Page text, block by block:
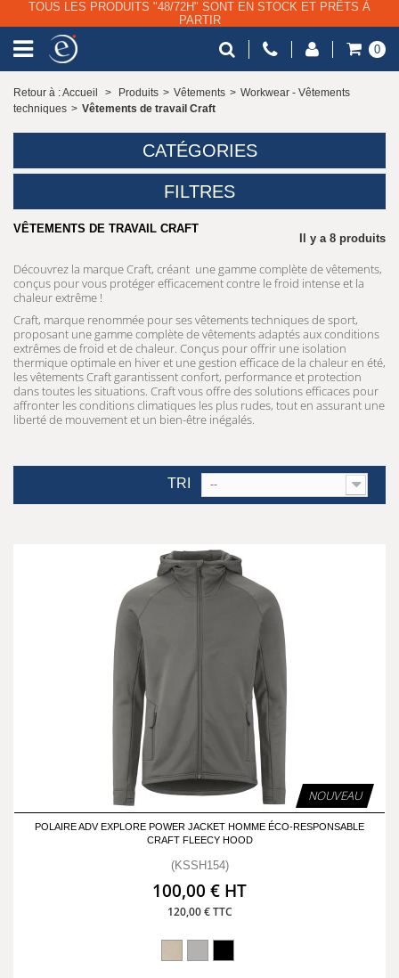
0
Retour à : Accueil > Produits > Vêtements > Workwear - Vêtements
techniques > Vêtements de travail Craft
CATÉGORIES
FILTRES
VÊTEMENTS DE TRAVAIL CRAFT
Il y a 8 produits
Découvrez la marque Craft, créant une gamme complète de vêtements,
conçus pour vous protéger efficacement contre le froid intense et la
chaleur extrême !
Craft, marque renommée pour ses vêtements techniques de sport,
proposant une gamme complète de vêtements adaptés aux conditions
extrêmes de froid et de chaleur. Conçus pour offrir une isolation
thermique optimale en hiver et une gestion efficace de la chaleur en été,
les vêtements Craft garantissent confort, performance et protection
dans toutes les situations. Craft vous offre des solutions efficaces pour
affronter les conditions climatiques les plus rudes, tout en assurant une
liberté de mouvement et un bien-être inégalés.
TRI --
NOUVEAU
POLAIRE ADV EXPLORE POWER JACKET HOMME ÉCO-RESPONSABLE
CRAFT FLEECY HOOD
(KSSH154)
100,00 € HT
120,00 € TTC